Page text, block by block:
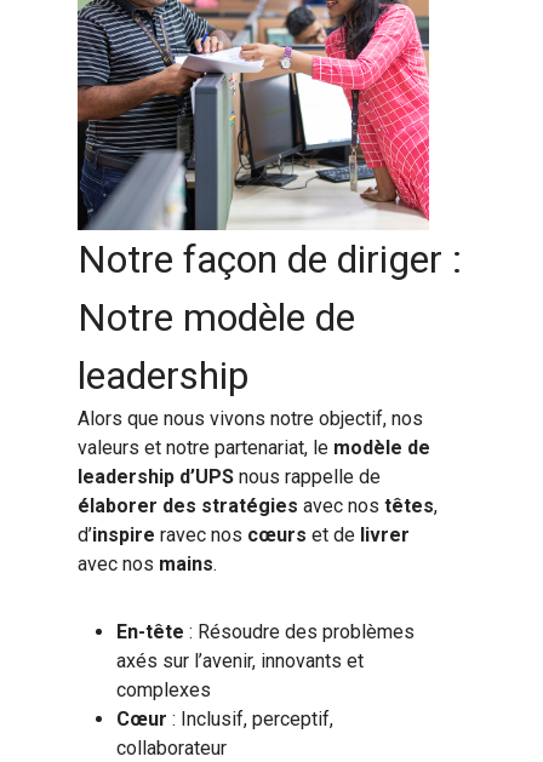
Notre façon de diriger :
Notre modèle de
leadership
Alors que nous vivons notre objectif, nos
valeurs et notre partenariat, le modèle de
leadership d’UPS nous rappelle de
élaborer des stratégies avec nos têtes,
d’inspire ravec nos cœurs et de livrer
avec nos mains.
En-tête : Résoudre des problèmes
axés sur l’avenir, innovants et
complexes
Cœur : Inclusif, perceptif,
collaborateur